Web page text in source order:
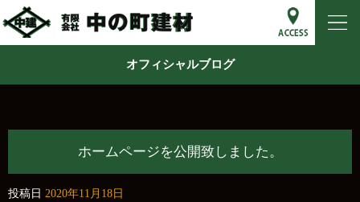
オフィシャルブログ
ホームページを公開致しました。
投稿日 2020年11月18日